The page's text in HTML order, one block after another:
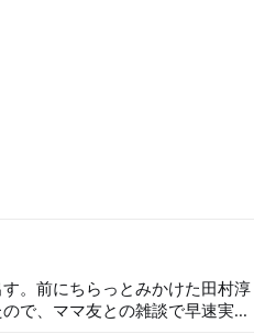
。前にちらっとみかけた田村淳
で、ママ友との雑談で早速実践